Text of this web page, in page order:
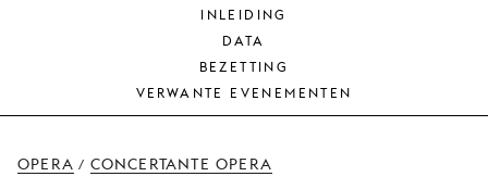
INLEIDING
DATA
BEZETTING
VERWANTE EVENEMENTEN
OPERA / CONCERTANTE OPERA